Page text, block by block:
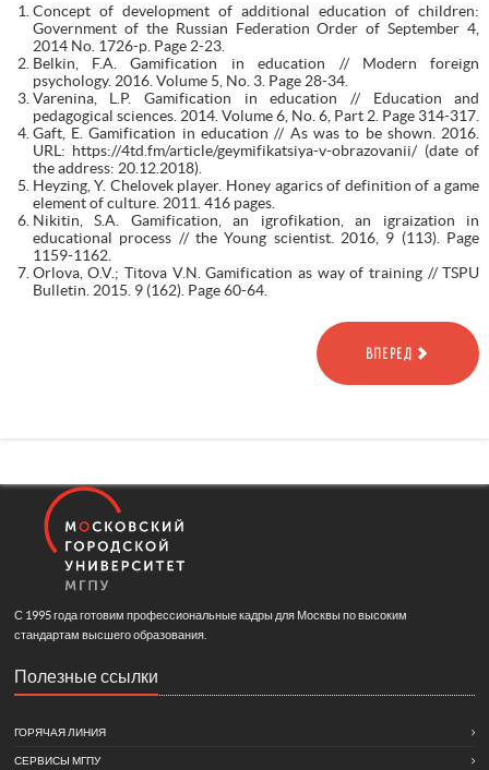
Concept of development of additional education of children:
Government of the Russian Federation Order of September 4,
2014 No. 1726-p. Page 2-23.
Belkin, F.A. Gamification in education // Modern foreign
psychology. 2016. Volume 5, No. 3. Page 28-34.
Varenina, L.P. Gamification in education // Education and
pedagogical sciences. 2014. Volume 6, No. 6, Part 2. Page 314-317.
Gaft, E. Gamification in education // As was to be shown. 2016.
URL: https://4td.fm/article/geymifikatsiya-v-obrazovanii/ (date of
the address: 20.12.2018).
Heyzing, Y. Chelovek player. Honey agarics of definition of a game
element of culture. 2011. 416 pages.
Nikitin, S.A. Gamification, an igrofikation, an igraization in
educational process // the Young scientist. 2016, 9 (113). Page
1159-1162.
Orlova, O.V.; Titova V.N. Gamification as way of training // TSPU
Bulletin. 2015. 9 (162). Page 60-64.
ВПЕРЕД
С 1995 года готовим профессиональные кадры для Москвы по высоким
стандартам высшего образования.
Полезные ссылки
ГОРЯЧАЯ ЛИНИЯ
СЕРВИСЫ МГПУ